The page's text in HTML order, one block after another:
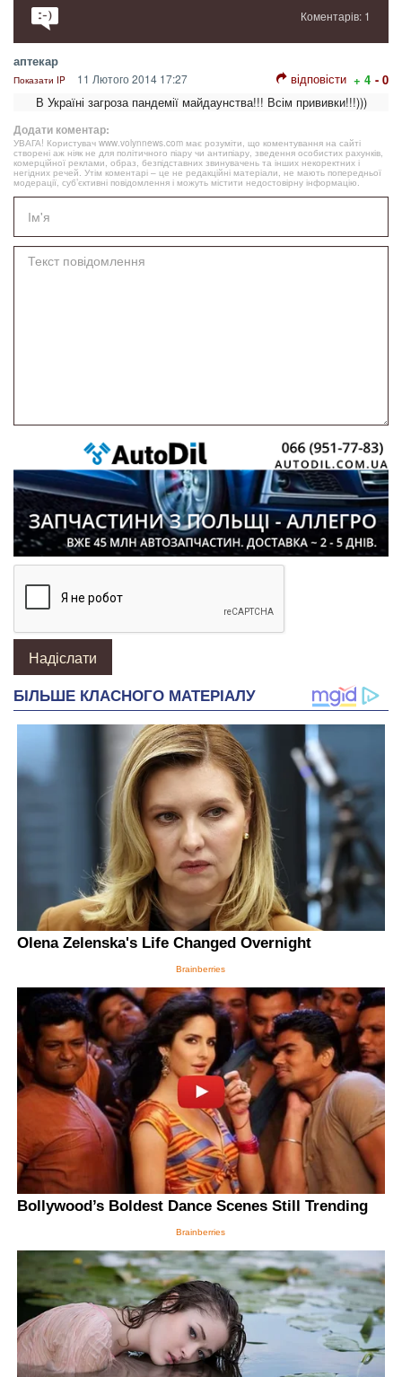
Коментарів: 1
аптекар
Показати IP 11 Лютого 2014 17:27 відповісти + 4 - 0
В Україні загроза пандемії майдаунства!!! Всім прививки!!!)))
Додати коментар:
УВАГА! Користувач www.volynnews.com має розуміти, що коментування на сайті
створені аж ніяк не для політичного піару чи антипіару, зведення особистих рахунків,
комерційної реклами, образ, безпідставних звинувачень та інших некоректних і
негідних речей. Утім коментарі – це не редакційні матеріали, не мають попередньої
модерації, суб’єктивні повідомлення і можуть містити недостовірну інформацію.